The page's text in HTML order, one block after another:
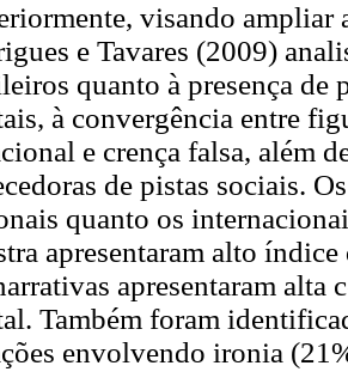
visando ampliar
e Tavares (2009)
quanto à presença de
à convergência entre
e crença falsa, além
de pistas sociais.
quanto os
apresentaram alto
apresentaram alta
Também foram
envolvendo ironia